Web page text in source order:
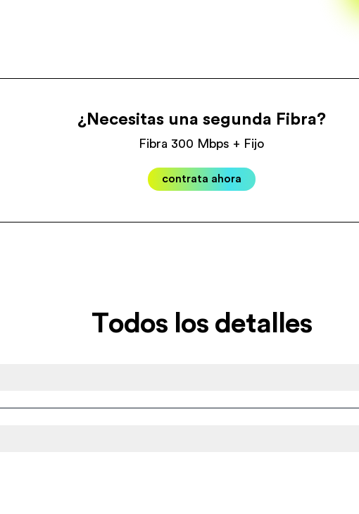
¿Necesitas una segunda Fibra?
Fibra 300 Mbps + Fijo
contrata ahora
Todos los detalles